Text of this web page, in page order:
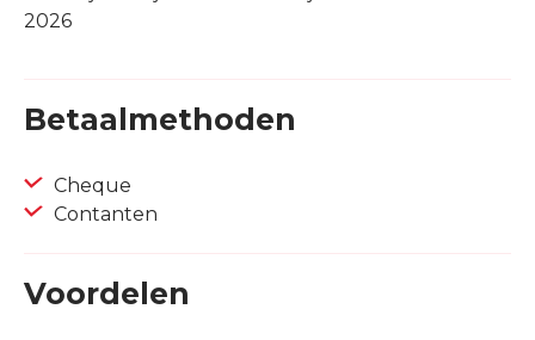
2026
Betaalmethoden
Cheque
Contanten
Voordelen